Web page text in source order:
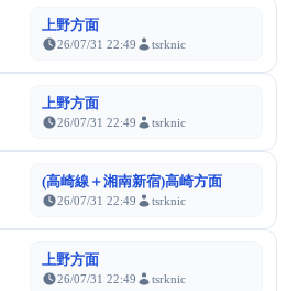
上野方面
26/07/31 22:49 tsrknic
上野方面
26/07/31 22:49 tsrknic
(高崎線＋湘南新宿)高崎方面
26/07/31 22:49 tsrknic
上野方面
26/07/31 22:49 tsrknic